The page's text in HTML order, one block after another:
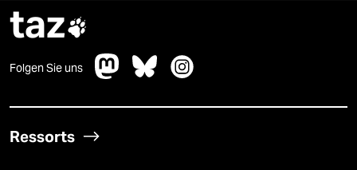
taz
Folgen Sie uns
Ressorts